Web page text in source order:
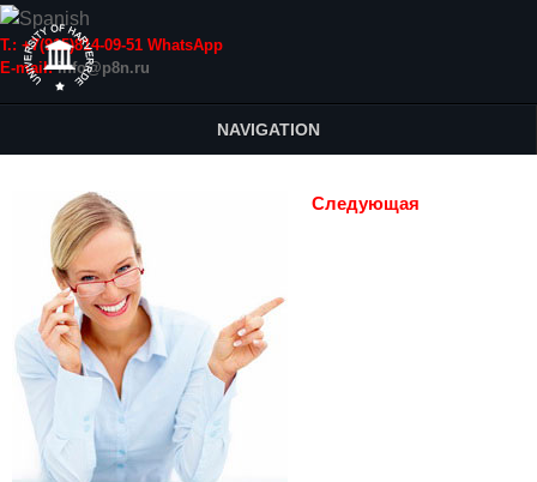
Т.: +7(915)814-09-51 WhatsApp
E-mail:info@p8n.ru
NAVIGATION
Следующая